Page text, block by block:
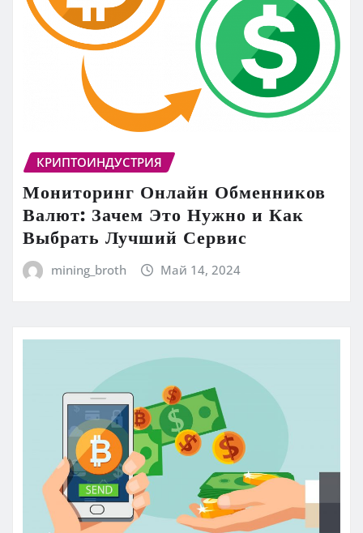
КРИПТОИНДУСТРИЯ
Мониторинг Онлайн Обменников
Валют: Зачем Это Нужно и Как
Выбрать Лучший Сервис
mining_broth Май 14, 2024